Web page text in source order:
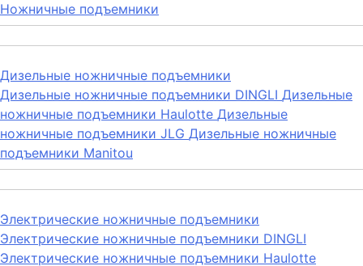
Ножничные подъемники
Дизельные ножничные подъемники
Дизельные ножничные подъемники DINGLI Дизельные
ножничные подъемники Haulotte Дизельные
ножничные подъемники JLG Дизельные ножничные
подъемники Manitou
Электрические ножничные подъемники
Электрические ножничные подъемники DINGLI
Электрические ножничные подъемники Haulotte